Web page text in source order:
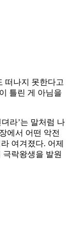
떠나지 못한다고
틀린 게 아님을
라’는 말처럼 나
에서 어떤 악전
여겨졌다. 어제
극락왕생을 발원